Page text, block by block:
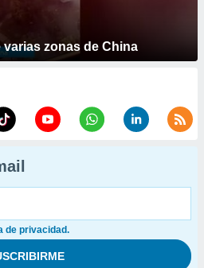
zonas de China
de privacidad.